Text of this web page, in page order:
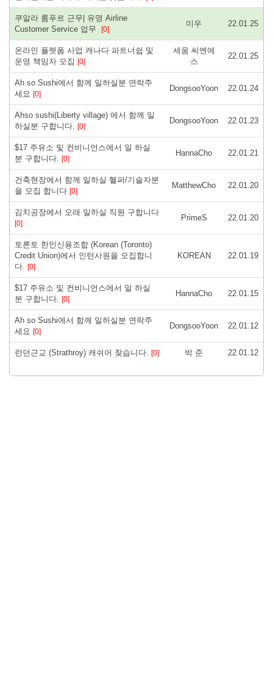
쿠알라 룸푸르 근무| 유명 Airline
Customer Service 업무 [0]
미우 22.01.25
온라인 플렛폼 사업 캐나다 파트너쉽 및
운영 책임자 모집 [0]
세움 씨엔에
스
22.01.25
Ah so Sushi에서 함께 일하실분 연락주
세요 [0]
DongsooYoon 22.01.24
Ahso sushi(Liberty village) 에서 함께 일
하실분 구합니다. [0]
DongsooYoon 22.01.23
$17 주유소 및 컨비니언스에서 일 하실
분 구합니다. [0]
HannaCho 22.01.21
건축현장에서 함께 일하실 헬퍼/기술자분
을 모집 합니다 [0]
MatthewCho 22.01.20
김치공장에서 오래 일하실 직원 구합니다
[0]
PrimeS 22.01.20
토론토 한인신용조합 (Korean (Toronto)
Credit Union)에서 인턴사원을 모집합니
다. [0]
KOREAN 22.01.19
$17 주유소 및 컨비니언스에서 일 하실
분 구합니다. [0]
HannaCho 22.01.15
Ah so Sushi에서 함께 일하실분 연락주
세요 [0]
DongsooYoon 22.01.12
런던근교 (Strathroy) 캐쉬어 찾습니다. [0] 박 준 22.01.12